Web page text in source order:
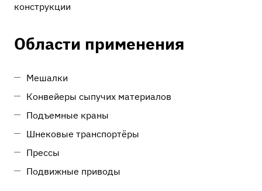
конструкции
Области применения
Мешалки
Конвейеры сыпучих материалов
Подъемные краны
Шнековые транспортёры
Прессы
Подвижные приводы